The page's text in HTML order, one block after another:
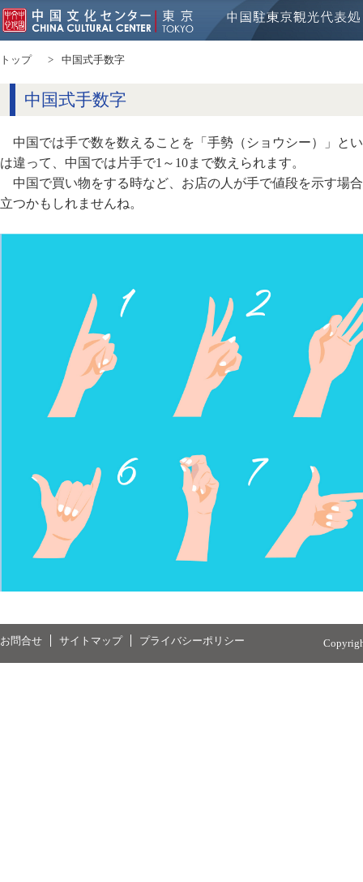
トップ 中国式手数字
中国式手数字
中国では手で数を数えることを「手勢（ショウシー）」と
は違って、中国では片手で1～10まで数えられます。
中国で買い物をする時など、お店の人が手で値段を示す場
立つかもしれませんね。
お問合せ サイトマップ プライバシーポリシー